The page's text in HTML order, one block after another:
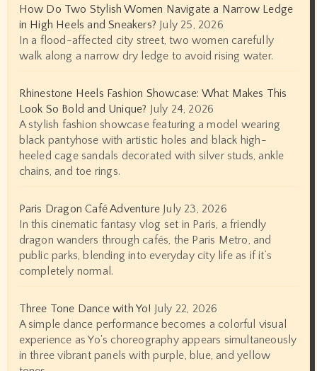
How Do Two Stylish Women Navigate a Narrow Ledge
in High Heels and Sneakers? July 25, 2026
In a flood-affected city street, two women carefully
walk along a narrow dry ledge to avoid rising water.
Rhinestone Heels Fashion Showcase: What Makes This
Look So Bold and Unique? July 24, 2026
A stylish fashion showcase featuring a model wearing
black pantyhose with artistic holes and black high-
heeled cage sandals decorated with silver studs, ankle
chains, and toe rings.
Paris Dragon Café Adventure July 23, 2026
In this cinematic fantasy vlog set in Paris, a friendly
dragon wanders through cafés, the Paris Metro, and
public parks, blending into everyday city life as if it’s
completely normal.
Three Tone Dance with Yo! July 22, 2026
A simple dance performance becomes a colorful visual
experience as Yo's choreography appears simultaneously
in three vibrant panels with purple, blue, and yellow